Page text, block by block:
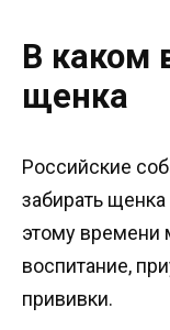
В каком
щенка
Российские
забирать
этому времени
воспитание,
прививки.